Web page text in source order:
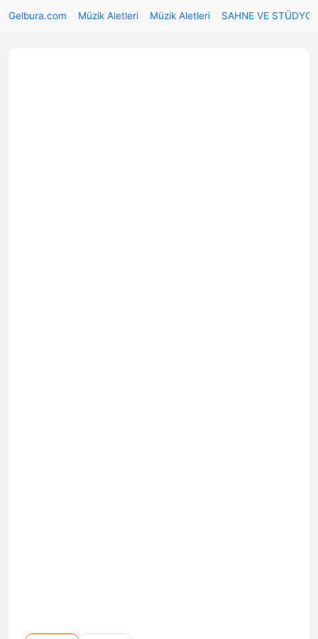
Gelbura.com Müzik Aletleri Müzik Aletleri SAHNE VE STÜDYO